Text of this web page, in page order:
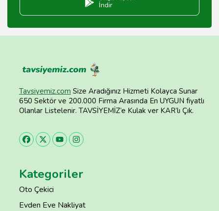
İndir
Tavsiyemiz.com Size Aradığınız Hizmeti Kolayca Sunar
650 Sektör ve 200.000 Firma Arasında En UYGUN fiyatlı
Olanlar Listelenir. TAVSİYEMİZ’e Kulak ver KAR’lı Çık.
Kategoriler
Oto Çekici
Evden Eve Nakliyat